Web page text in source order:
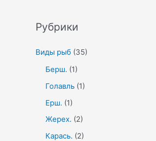
Рубрики
Виды рыб (35)
Берш. (1)
Голавль (1)
Ерш. (1)
Жерех. (2)
Карась. (2)